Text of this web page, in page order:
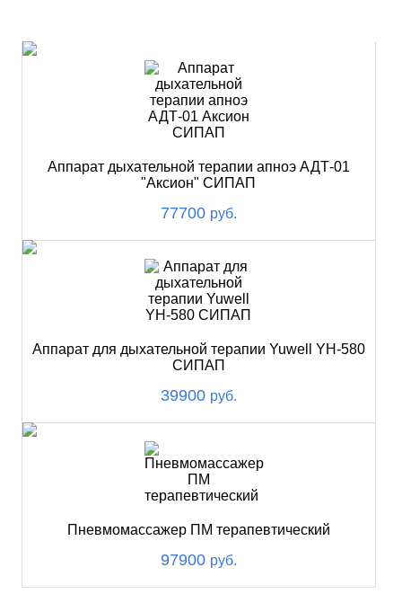
Аппарат дыхательной терапии апноэ АДТ-01
"Аксион" СИПАП
77700 руб.
Аппарат для дыхательной терапии Yuwell YH-580
СИПАП
39900 руб.
Пневмомассажер ПМ терапевтический
97900 руб.